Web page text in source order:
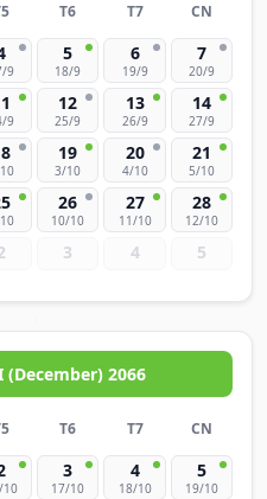
T6 T7 CN
9
5
18/9
6
19/9
7
20/9
9
12
25/9
13
26/9
14
27/9
19
3/10
20
4/10
21
5/10
26
10/10
27
11/10
28
12/10
3 4 5
2066
T6 T7 CN
10
3
17/10
4
18/10
5
19/10